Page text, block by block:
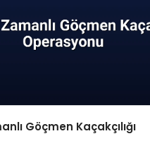
Göçmen Kaçakçılığı